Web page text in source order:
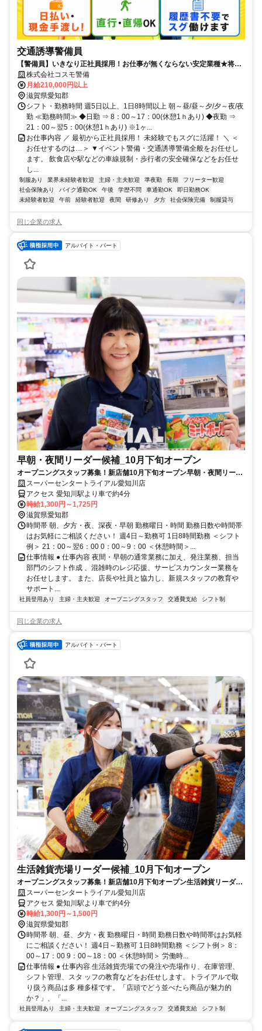
交通誘導警備員
【警備員】いきなり正社員採用！お仕事が無くならない安定業種★将来
は幹部候補も目指せる◎即日採用実施中！
株式会社コスモ警備
月給210,000円以上
滋賀県愛知郡
シフト・勤務時間 週5日以上、1日8時間以上 朝～昼/昼～夕/夕～夜/夜
勤 ≪勤務時間≫ ◆日勤 ⇒ 8：00～17：00(休憩1ｈあり) ◆夜勤 ⇒
21：00～翌5：00(休憩1ｈあり) ※1ヶ...
お仕事内容 ／ 最初から正社員採用！ 未経験でもスグに活躍！ ＼ ＜
お任せするのは…＞ ▼イベント警備・交通誘導警備全般をお任せし
ます。 飲食店や駅などの車線規制・歩行者の安全確保などをお任せ
し...
制服あり 業界未経験者歓迎 主婦・主夫歓迎 準夜勤 長期
フリーター歓迎
社会保険あり
バイク通勤OK 午後 学歴不問 車通勤OK
即日勤務OK
未経験者歓迎
午前 経験者歓迎 夜間 研修あり 夕方 社会保険完備 制服貸与
同じ企業の求人
アルバイト・パート
早朝・夜間リーダー候補_10月下旬オープン
オープニングスタッフ募集！新店舗10月下旬オープン早朝・夜間リーダ
ー候補募集※業務経験要
スーパーセンタートライアル愛知川店
アクセス 愛知川駅より車で約4分
時給1,300円～1,725円
滋賀県愛知郡
時間帯 朝、夕方・夜、深夜・早朝 勤務曜日・時間 勤務日数や時間帯
はお気軽にご相談ください！ 週4日～勤務可 1日8時間勤務 ＜シフト
例＞ 21：00～翌6：00 0：00～9：00 ＜休憩時間＞...
仕事情報 ● 仕事内容 夜間・早朝の通常業務に加え、発注業務、担当
部門のシフト作成 、混雑時のレジ応援、サービスカウンター業務を
お任せします。 また、店長や社員と協力し、新規スタッフの教育や
サポート...
社員登用あり 主婦・主夫歓迎 オープニングスタッフ 交通費支給 シフト制
同じ企業の求人
アルバイト・パート
生活雑貨売場リーダー候補_10月下旬オープン
オープニングスタッフ募集！新店舗10月下旬オープン生活雑貨リーダー
候補募集※業務経験要
スーパーセンタートライアル愛知川店
アクセス 愛知川駅より車で約4分
時給1,300円～1,500円
滋賀県愛知郡
時間帯 朝、昼、夕方・夜 勤務曜日・時間 勤務日数や時間帯はお気軽
にご相談ください！ 週4日～勤務可 1日8時間勤務 ＜シフト例＞ 8：
00～17：00 9：00～18：00 ＜休憩時間＞ 労働時...
仕事情報 ● 仕事内容 生活雑貨売場での発注や売場作り、在庫管理、
シフト管理、スタ ッフの教育などをお任せします。トライアルで取
り扱う商品は多 種多様です。「店頭でどう並べたら商品が魅力的
か？」、「...
社員登用あり 主婦・主夫歓迎 オープニングスタッフ 交通費支給 シフト制